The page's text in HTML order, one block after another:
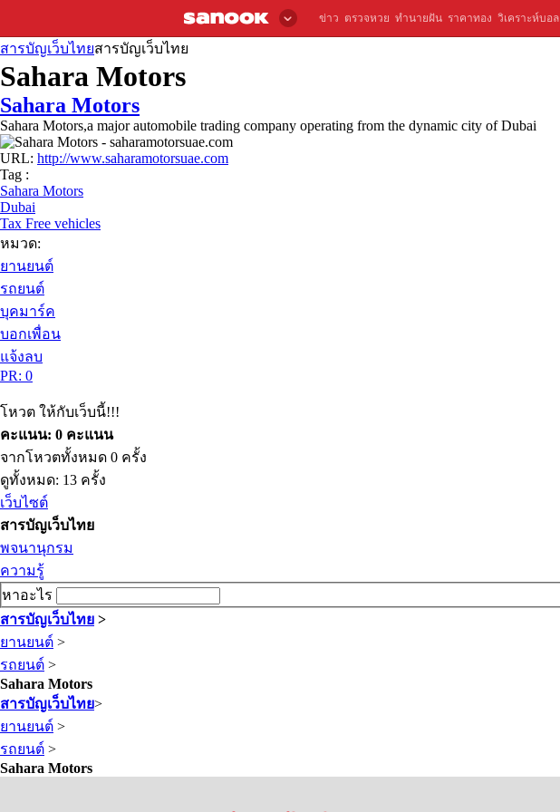
ข่าว ตรวจหวย ทำนายฝัน ราคาทอง วิเคราะห์บอล
สารบัญเว็บไทยสารบัญเว็บไทย
Sahara Motors
Sahara Motors
Sahara Motors,a major automobile trading company operating from the dynamic city of Dubai
URL: http://www.saharamotorsuae.com
Tag :
Sahara Motors
Dubai
Tax Free vehicles
หมวด:
ยานยนต์
รถยนต์
บุคมาร์ค
บอกเพื่อน
แจ้งลบ
PR: 0
โหวต ให้กับเว็บนี้!!!
คะแนน: 0 คะแนน
จากโหวตทั้งหมด 0 ครั้ง
ดูทั้งหมด: 13 ครั้ง
เว็บไซต์
สารบัญเว็บไทย
พจนานุกรม
ความรู้
หาอะไร
สารบัญเว็บไทย >
ยานยนต์ >
รถยนต์ >
Sahara Motors
สารบัญเว็บไทย>
ยานยนต์ >
รถยนต์ >
Sahara Motors